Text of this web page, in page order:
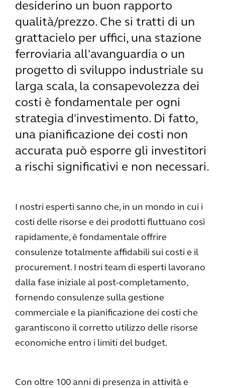
desiderino un buon rapporto
qualità/prezzo. Che si tratti di un
grattacielo per uffici, una stazione
ferroviaria all'avanguardia o un
progetto di sviluppo industriale su
larga scala, la consapevolezza dei
costi è fondamentale per ogni
strategia d'investimento. Di fatto,
una pianificazione dei costi non
accurata può esporre gli investitori
a rischi significativi e non necessari.
I nostri esperti sanno che, in un mondo in cui i
costi delle risorse e dei prodotti fluttuano così
rapidamente, è fondamentale offrire
consulenze totalmente affidabili sui costi e il
procurement. I nostri team di esperti lavorano
dalla fase iniziale al post-completamento,
fornendo consulenze sulla gestione
commerciale e la pianificazione dei costi che
garantiscono il corretto utilizzo delle risorse
economiche entro i limiti del budget.
Con oltre 100 anni di presenza in attività e